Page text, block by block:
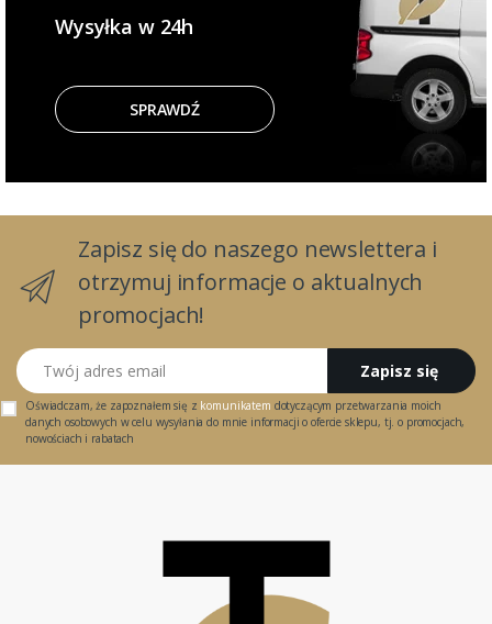
Wysyłka w 24h
SPRAWDŹ
Zapisz się do naszego newslettera i
otrzymuj informacje o aktualnych
promocjach!
Twój adres email
Zapisz się
Oświadczam, że zapoznałem się z komunikatem dotyczącym przetwarzania moich
danych osobowych w celu wysyłania do mnie informacji o ofercie sklepu, tj. o promocjach,
nowościach i rabatach